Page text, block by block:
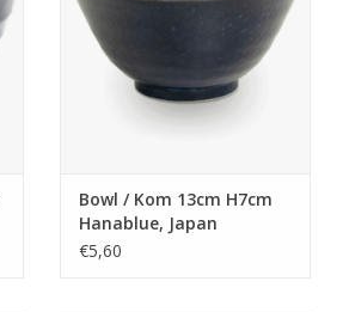
Bowl / Kom 13cm H7cm
Hanablue, Japan
€5,60